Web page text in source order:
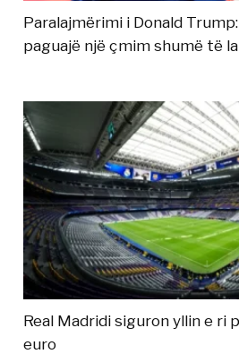
Paralajmërimi i Donald
paguajë një çmim shumë të
Real Madridi siguron yllin e ri
euro